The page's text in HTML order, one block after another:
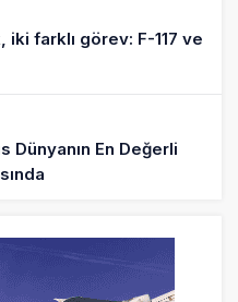
iki farklı görev: F-117 ve
Dünyanın En Değerli
yaptırım listesinden